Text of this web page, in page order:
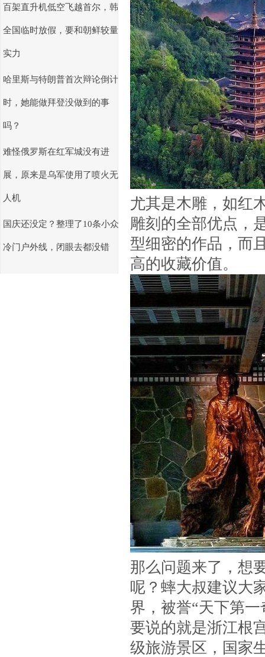
百架直升机低空飞越首尔，韩
全国临时放假，要和朝鲜较量
实力
哈里斯与特朗普首次辩论倒计
时，她能做拜登没做到的事
吗？
难怪俄罗斯在红军城没有进
展，原来是乌军使用了喷火无
人机
国庆还没定？整理了10条小众
冷门户外线，闭眼去都没错
尤其是木雕，如红
雕刻的全部优点，
型细密的作品，而
高的收藏价值。
那么问题来了，想
呢？蟀大叔建议大
界，被誉“天下第
要说的就是浙江根
级旅游景区，国家